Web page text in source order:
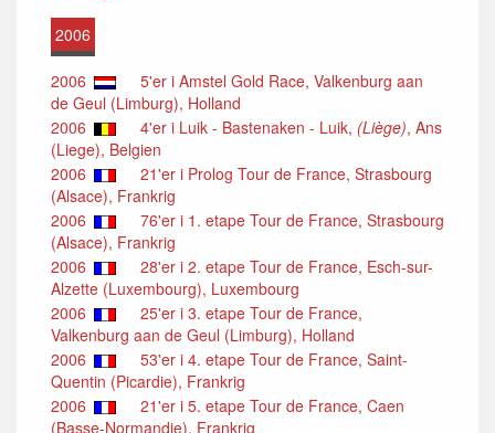
2006
2006
5'er i Amstel Gold Race, Valkenburg aan
de Geul (Limburg), Holland
2006
4'er i Luik - Bastenaken - Luik, (Liège), Ans
(Liege), Belgien
2006
21'er i Prolog Tour de France, Strasbourg
(Alsace), Frankrig
2006
76'er i 1. etape Tour de France, Strasbourg
(Alsace), Frankrig
2006
28'er i 2. etape Tour de France, Esch-sur-
Alzette (Luxembourg), Luxembourg
2006
25'er i 3. etape Tour de France,
Valkenburg aan de Geul (Limburg), Holland
2006
53'er i 4. etape Tour de France, Saint-
Quentin (Picardie), Frankrig
2006
21'er i 5. etape Tour de France, Caen
(Basse-Normandie), Frankrig